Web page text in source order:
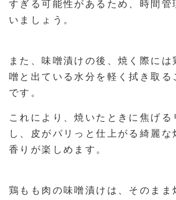
すぎる可能性があるため、時間管
いましょう。
また、味噌漬けの後、焼く際には
噌と出ている水分を軽く拭き取る
です。
これにより、焼いたときに焦げる
し、皮がパリっと仕上がる綺麗な
香りが楽しめます。
鶏もも肉の味噌漬けは、そのまま